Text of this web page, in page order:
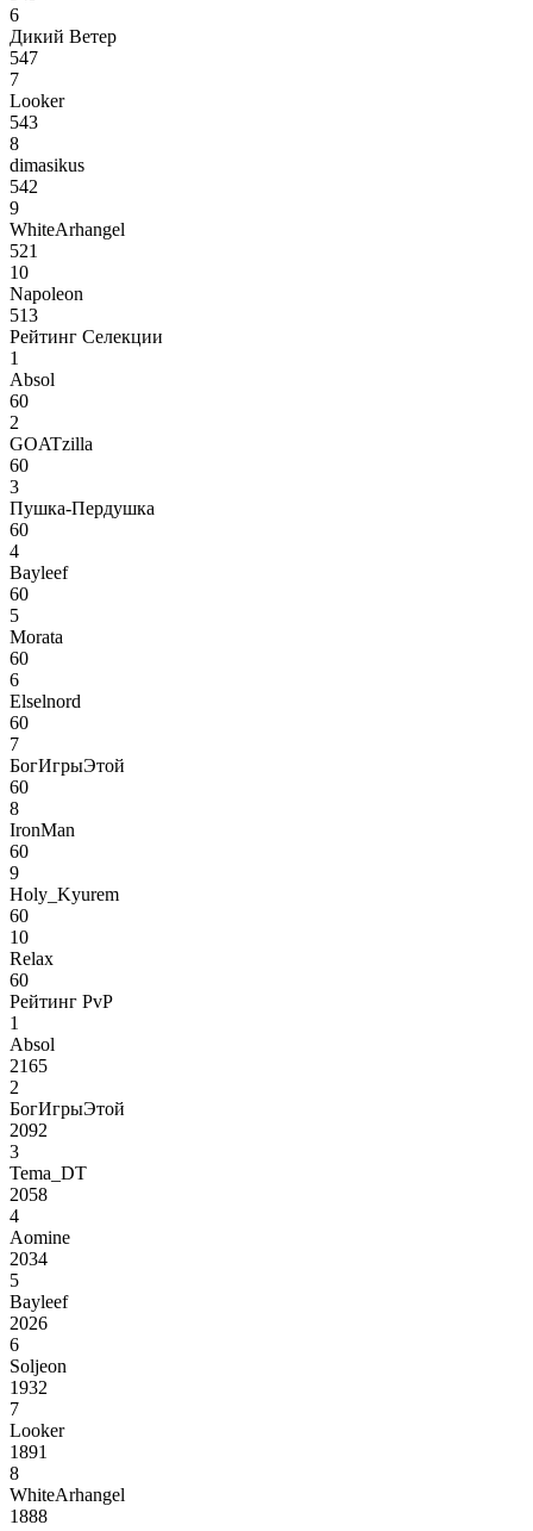
6
Дикий Ветер
547
7
Looker
543
8
dimasikus
542
9
WhiteArhangel
521
10
Napoleon
513
Рейтинг Селекции
1
Absol
60
2
GOATzilla
60
3
Пушка-Пердушка
60
4
Bayleef
60
5
Morata
60
6
Elselnord
60
7
БогИгрыЭтой
60
8
IronMan
60
9
Holy_Kyurem
60
10
Relax
60
Рейтинг PvP
1
Absol
2165
2
БогИгрыЭтой
2092
3
Tema_DT
2058
4
Aomine
2034
5
Bayleef
2026
6
Soljeon
1932
7
Looker
1891
8
WhiteArhangel
1888